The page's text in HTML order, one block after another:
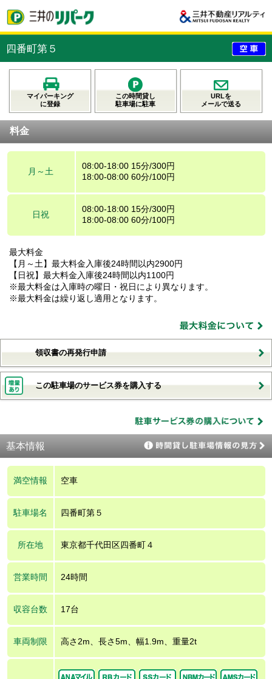
四番町第５
マイパーキング
に登録
この時間貸し
駐車場に駐車
URLを
メールで送る
料金
月～土
08:00-18:00 15分/300円
18:00-08:00 60分/100円
日祝
08:00-18:00 15分/300円
18:00-08:00 60分/100円
最大料金
【月～土】最大料金入庫後24時間以内2900円
【日祝】最大料金入庫後24時間以内1100円
※最大料金は入庫時の曜日・祝日により異なります。
※最大料金は繰り返し適用となります。
領収書の再発行申請
この駐車場のサービス券を購入する
基本情報
満空情報 空車
駐車場名 四番町第５
所在地 東京都千代田区四番町４
営業時間 24時間
収容台数 17台
車両制限 高さ2m、長さ5m、幅1.9m、重量2t